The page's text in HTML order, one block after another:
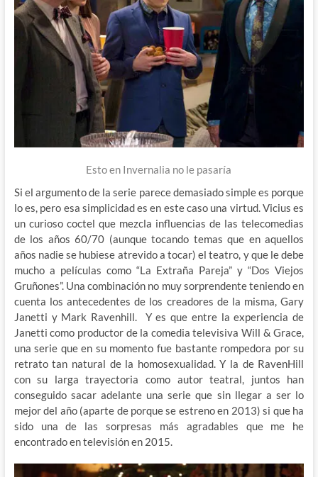
Esto en Invernalia no le pasaría
Si el argumento de la serie parece demasiado simple es porque
lo es, pero esa simplicidad es en este caso una virtud. Vicius es
un curioso coctel que mezcla influencias de las telecomedias
de los años 60/70 (aunque tocando temas que en aquellos
años nadie se hubiese atrevido a tocar) el teatro, y que le debe
mucho a películas como “La Extraña Pareja” y “Dos Viejos
Gruñones”. Una combinación no muy sorprendente teniendo en
cuenta los antecedentes de los creadores de la misma, Gary
Janetti y Mark Ravenhill. Y es que entre la experiencia de
Janetti como productor de la comedia televisiva Will & Grace,
una serie que en su momento fue bastante rompedora por su
retrato tan natural de la homosexualidad. Y la de RavenHill
con su larga trayectoria como autor teatral, juntos han
conseguido sacar adelante una serie que sin llegar a ser lo
mejor del año (aparte de porque se estreno en 2013) si que ha
sido una de las sorpresas más agradables que me he
encontrado en televisión en 2015.